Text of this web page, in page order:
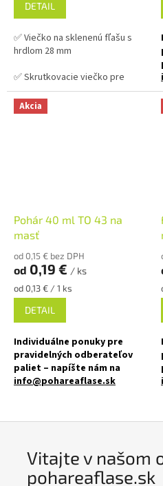
viečka!
DETAIL
✅ Viečko na sklenenú fľašu s
hrdlom 28 mm
✅ Skrutkovacie viečko pre
ľahké otvorenie fľaše
✅ Hliníkové viečko
Akcia
Pohár 40 ml TO 43 na
masť
od 0,15 € bez DPH
od 0,19 € / ks
Jednotková
cena:
od 0,13 € / 1 ks
DETAIL
Individuálne ponuky pre
pravidelných odberateľov
paliet – napíšte nám na
info@pohareaflase.sk
malého objemu
uzavrite rukou
Vitajte v našom
pohareaflase.sk